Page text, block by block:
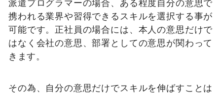
派遣プログラマーの場合、ある程度自分の意思で
携われる業界や習得できるスキルを選択する事が
可能です。正社員の場合には、本人の意思だけで
はなく会社の意思、部署としての意思が関わって
きます。
その為、自分の意思だけでスキルを伸ばすことは